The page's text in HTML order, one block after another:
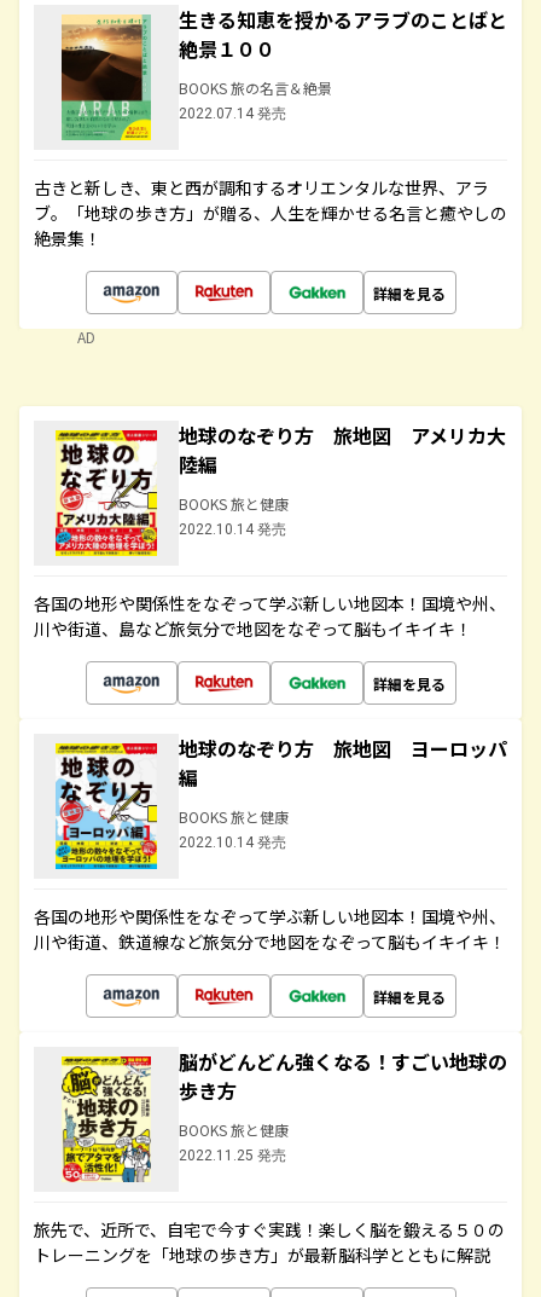
生きる知恵を授かるアラブのことばと
絶景１００
BOOKS 旅の名言＆絶景
2022.07.14 発売
古きと新しき、東と西が調和するオリエンタルな世界、アラ
ブ。「地球の歩き方」が贈る、人生を輝かせる名言と癒やしの
絶景集！
詳細を見る
AD
地球のなぞり方 旅地図 アメリカ大
陸編
BOOKS 旅と健康
2022.10.14 発売
各国の地形や関係性をなぞって学ぶ新しい地図本！国境や州、
川や街道、島など旅気分で地図をなぞって脳もイキイキ！
詳細を見る
地球のなぞり方 旅地図 ヨーロッパ
編
BOOKS 旅と健康
2022.10.14 発売
各国の地形や関係性をなぞって学ぶ新しい地図本！国境や州、
川や街道、鉄道線など旅気分で地図をなぞって脳もイキイキ！
詳細を見る
脳がどんどん強くなる！すごい地球の
歩き方
BOOKS 旅と健康
2022.11.25 発売
旅先で、近所で、自宅で今すぐ実践！楽しく脳を鍛える５０の
トレーニングを「地球の歩き方」が最新脳科学とともに解説